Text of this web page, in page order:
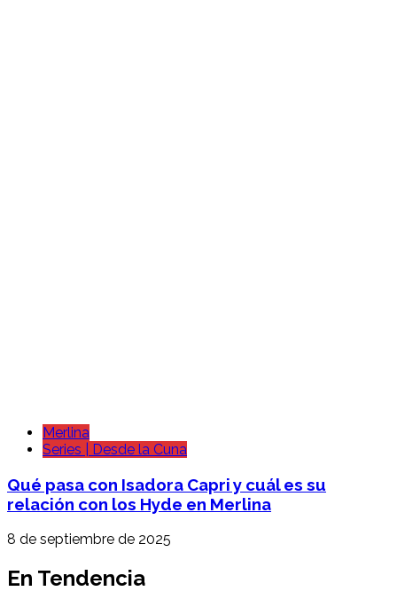
Merlina
Series | Desde la Cuna
Qué pasa con Isadora Capri y cuál es su
relación con los Hyde en Merlina
8 de septiembre de 2025
En Tendencia